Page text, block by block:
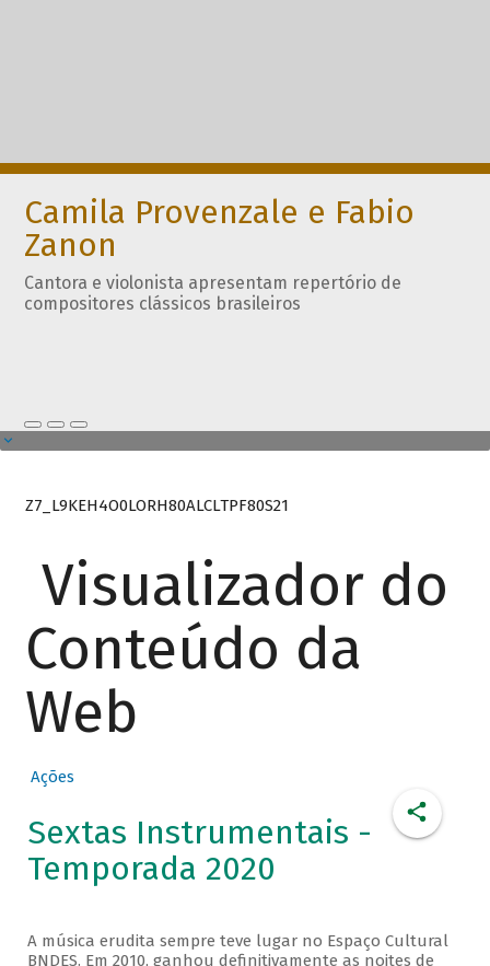
Camila Provenzale e Fabio
Zanon
Cantora e violonista apresentam repertório de
compositores clássicos brasileiros
Z7_L9KEH4O0LORH80ALCLTPF80S21
Visualizador do
Conteúdo da
Web
Ações
Sextas Instrumentais -
Temporada 2020
A música erudita sempre teve lugar no Espaço Cultural
BNDES. Em 2010, ganhou definitivamente as noites de